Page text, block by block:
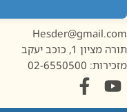
1, כוכב יעקב
02-6550500